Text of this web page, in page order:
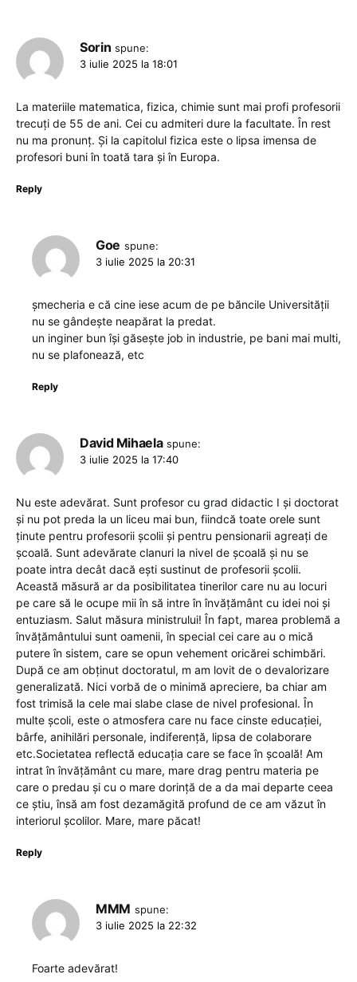
Sorin spune:
3 iulie 2025 la 18:01
La materiile matematica, fizica, chimie sunt mai profi profesorii
trecuți de 55 de ani. Cei cu admiteri dure la facultate. În rest
nu ma pronunț. Și la capitolul fizica este o lipsa imensa de
profesori buni în toată tara și în Europa.
Reply
Goe spune:
3 iulie 2025 la 20:31
șmecheria e că cine iese acum de pe băncile Universității
nu se gândește neapărat la predat.
un inginer bun își găsește job in industrie, pe bani mai multi,
nu se plafonează, etc
Reply
David Mihaela spune:
3 iulie 2025 la 17:40
Nu este adevărat. Sunt profesor cu grad didactic I și doctorat
și nu pot preda la un liceu mai bun, fiindcă toate orele sunt
ținute pentru profesorii școlii și pentru pensionarii agreați de
școală. Sunt adevărate clanuri la nivel de școală și nu se
poate intra decât dacă ești sustinut de profesorii școlii.
Această măsură ar da posibilitatea tinerilor care nu au locuri
pe care să le ocupe mii în să intre în învățământ cu idei noi și
entuziasm. Salut măsura ministrului! În fapt, marea problemă a
învățământului sunt oamenii, în special cei care au o mică
putere în sistem, care se opun vehement oricărei schimbări.
După ce am obținut doctoratul, m am lovit de o devalorizare
generalizată. Nici vorbă de o minimă apreciere, ba chiar am
fost trimisă la cele mai slabe clase de nivel profesional. În
multe școli, este o atmosfera care nu face cinste educației,
bârfe, anihilări personale, indiferență, lipsa de colaborare
etc.Societatea reflectă educația care se face în școală! Am
intrat în învățământ cu mare, mare drag pentru materia pe
care o predau și cu o mare dorință de a da mai departe ceea
ce știu, însă am fost dezamăgită profund de ce am văzut în
interiorul școlilor. Mare, mare păcat!
Reply
MMM spune:
3 iulie 2025 la 22:32
Foarte adevărat!